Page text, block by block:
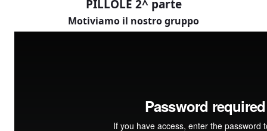
PILLOLE 2^ parte
Motiviamo il nostro gruppo